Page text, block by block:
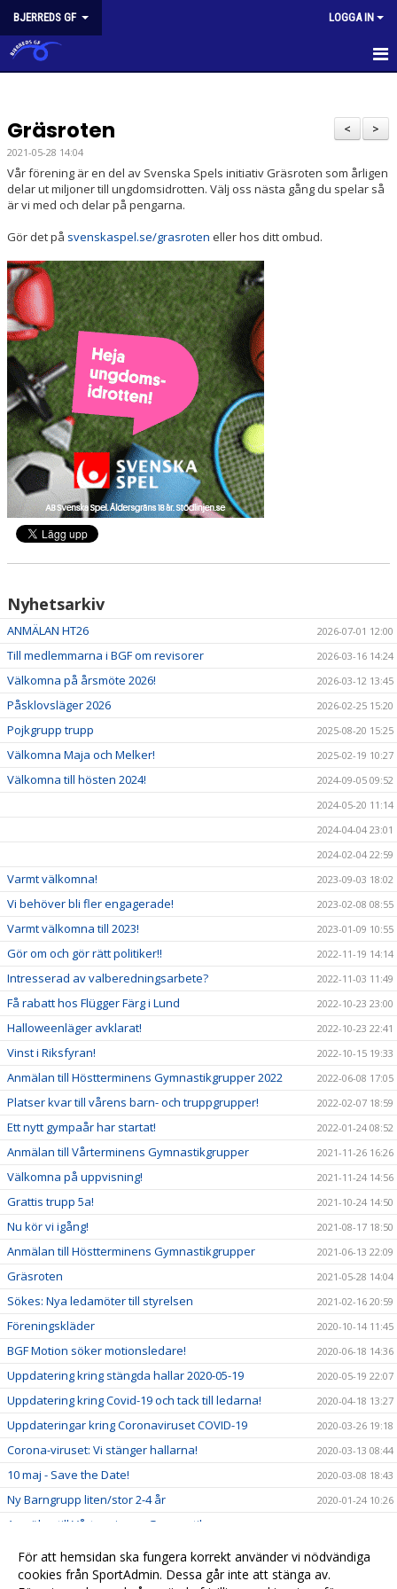
BJERREDS GF LOGGA IN
NYHETER
KONTAKT
OM FÖRENINGEN
KALENDER
PRISER
BLI LEDARE HOS OSS!
KÖP & SÄLJ
FÖRENINGSKLÄDER & DRÄKT
>
<
Gräsroten
2021-05-28 14:04
Vår förening är en del av Svenska Spels initiativ Gräsroten som årligen
delar ut miljoner till ungdomsidrotten. Välj oss nästa gång du spelar så
är vi med och delar på pengarna.
Gör det på svenskaspel.se/grasroten eller hos ditt ombud.
Nyhetsarkiv
ANMÄLAN HT26 2026-07-01 12:00
Till medlemmarna i BGF om revisorer 2026-03-16 14:24
Välkomna på årsmöte 2026! 2026-03-12 13:45
Påsklovsläger 2026 2026-02-25 15:20
Pojkgrupp trupp 2025-08-20 15:25
Välkomna Maja och Melker! 2025-02-19 10:27
Välkomna till hösten 2024!
2024-09-05 09:52
2024-05-20 11:14
2024-04-04 23:01
2024-02-04 22:59
Varmt välkomna! 2023-09-03 18:02
Vi behöver bli fler engagerade! 2023-02-08 08:55
Varmt välkomna till 2023! 2023-01-09 10:55
Gör om och gör rätt politiker!! 2022-11-19 14:14
Intresserad av valberedningsarbete? 2022-11-03 11:49
Få rabatt hos Flügger Färg i Lund 2022-10-23 23:00
Halloweenläger avklarat! 2022-10-23 22:41
Vinst i Riksfyran! 2022-10-15 19:33
Anmälan till Höstterminens Gymnastikgrupper 2022 2022-06-08 17:05
Platser kvar till vårens barn- och truppgrupper! 2022-02-07 18:59
Ett nytt gympaår har startat! 2022-01-24 08:52
Anmälan till Vårterminens Gymnastikgrupper 2021-11-26 16:26
Välkomna på uppvisning! 2021-11-24 14:56
Grattis trupp 5a! 2021-10-24 14:50
Nu kör vi igång! 2021-08-17 18:50
Anmälan till Höstterminens Gymnastikgrupper 2021-06-13 22:09
Gräsroten 2021-05-28 14:04
Sökes: Nya ledamöter till styrelsen 2021-02-16 20:59
Föreningskläder 2020-10-14 11:45
BGF Motion söker motionsledare! 2020-06-18 14:36
Uppdatering kring stängda hallar 2020-05-19 2020-05-19 22:07
Uppdatering kring Covid-19 och tack till ledarna! 2020-04-18 13:27
Uppdateringar kring Coronaviruset COVID-19 2020-03-26 19:18
Corona-viruset: Vi stänger hallarna! 2020-03-13 08:44
10 maj - Save the Date! 2020-03-08 18:43
Ny Barngrupp liten/stor 2-4 år 2020-01-24 10:26
Anmälan till Vårterminens Gymnastikgrupper
Stort TACK till alla er som kom på vår uppvisning! 2019-11-30 13:25
Tack för sommaren och välkomna till höstterminen! 2019-08-29 14:15
För att hemsidan ska fungera korrekt använder vi nödvändiga
cookies från SportAdmin. Dessa går inte att stänga av.